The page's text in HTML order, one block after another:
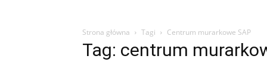
Strona główna Tagi Centrum murarkowe SAP
Tag: centrum